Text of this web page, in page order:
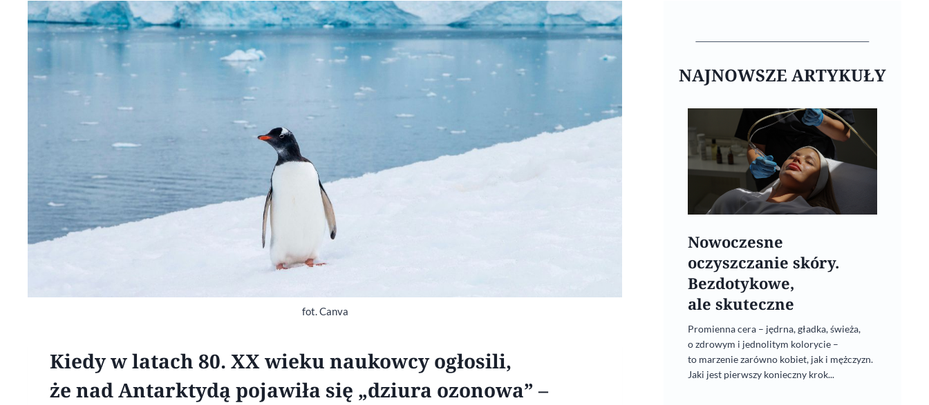
fot. Canva
Kiedy w latach 80. XX wieku naukowcy ogłosili,
że nad Antarktydą pojawiła się „dziura ozonowa” –
NAJNOWSZE ARTYKUŁY
Nowoczesne
oczyszczanie skóry.
Bezdotykowe,
ale skuteczne
Promienna cera – jędrna, gładka, świeża,
o zdrowym i jednolitym kolorycie –
to marzenie zarówno kobiet, jak i mężczyzn.
Jaki jest pierwszy konieczny krok...